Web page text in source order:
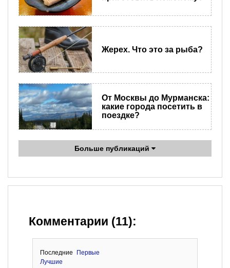
Жерех. Что это за рыба?
От Москвы до Мурманска:
какие города посетить в
поездке?
Больше публикаций
Комментарии (11):
Последние
Первые
Лучшие